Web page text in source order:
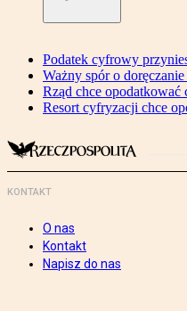
Podatek cyfrowy
Ważny spór o
Rząd chce
Resort cyfryzacji chce
KONTAKT
O nas
Kontakt
Napisz do nas